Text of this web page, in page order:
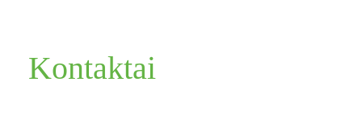
Kontaktai